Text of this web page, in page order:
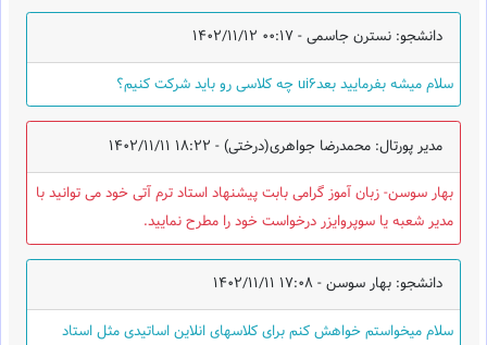
دانشجو: نسترن جاسمی -1402/11/12 00:17
سلام میشه بفرمایید بعدui6 چه کلاسی رو باید شرکت کنیم؟
مدیر پورتال: محمدرضا جواهری(درختی) - 1402/11/11 18:22
بهار سوسن- زبان آموز گرامی بابت پیشنهاد استاد ترم آتی خود می توانید با
مدیر شعبه یا سوپروایزر درخواست خود را مطرح نمایید.
دانشجو: بهار سوسن -1402/11/11 17:08
سلام میخواستم خواهش کنم برای کلاسهای انلاین اساتیدی مثل استاد